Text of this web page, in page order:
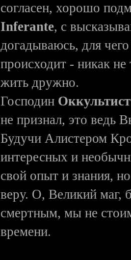
согласен, хорошо
Inferante, с
догадываюсь, для
происходит - никак не
жить дружно.
Господин
не признал, это ведь
Будучи Алистером
интересных и
свой опыт и знания,
веру. О, Великий маг,
смертным, мы не
времени.